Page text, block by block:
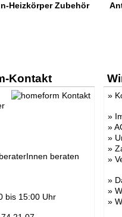
Heizkörper Zubehör
Kontakt
beraten
bis 15:00 Uhr
»
»
»
»
»
»
»
»
»